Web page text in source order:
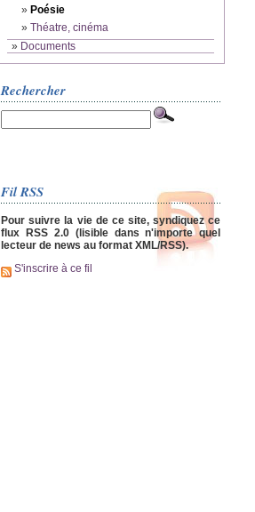
» Poésie
» Théatre, cinéma
» Documents
Rechercher
Fil RSS
Pour suivre la vie de ce site, syndiquez ce
flux RSS 2.0 (lisible dans n'importe quel
lecteur de news au format XML/RSS).
S'inscrire à ce fil